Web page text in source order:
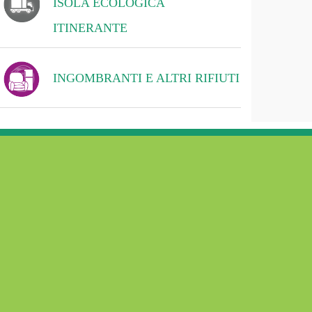
ISOLA ECOLOGICA
ITINERANTE
INGOMBRANTI E ALTRI RIFIUTI